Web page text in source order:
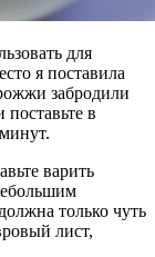
для
я поставила
забродили
в
варить
только чуть
лист,